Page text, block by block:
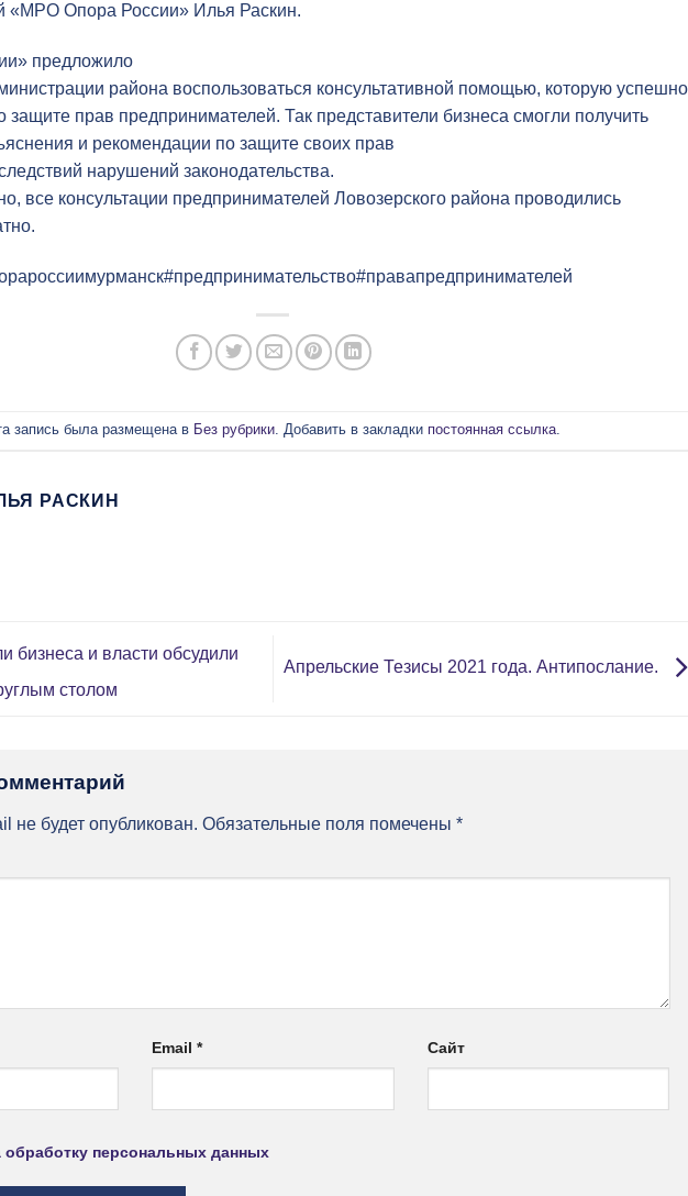
«МРО Опора России» Илья Раскин.
предложило
района воспользоваться консультативной помощью, которую успешно
прав предпринимателей. Так представители бизнеса смогли получить
и рекомендации по защите своих прав
нарушений законодательства.
все консультации предпринимателей Ловозерского района проводились
запись была размещена в Без рубрики. Добавить в закладки постоянная ссылка.
РАСКИН
бизнеса и власти обсудили
столом
Апрельские Тезисы 2021 года. Антипослание.
не будет опубликован. Обязательные поля помечены *
Email * Сайт
обработку персональных данных